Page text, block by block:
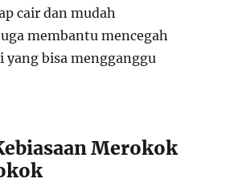
cair dan mudah
membantu mencegah
bisa mengganggu
Merokok